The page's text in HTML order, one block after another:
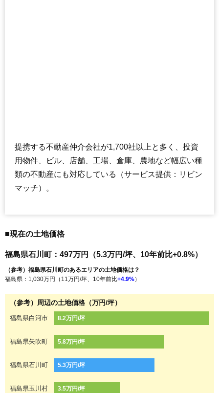
提携する不動産仲介会社が1,700社以上と多く、投資
用物件、ビル、店舗、工場、倉庫、農地など幅広い種
類の不動産にも対応している（サービス提供：リビン
マッチ）。
■現在の土地価格
福島県石川町：497万円（5.3万円/坪、10年前比+0.8%）
（参考）福島県石川町のあるエリアの土地価格は？
福島県：1,030万円（11万円/坪、10年前比+4.9%）
（参考）周辺の土地価格（万円/坪）
福島県白河市 8.2万円/坪
福島県矢吹町 5.8万円/坪
福島県石川町 5.3万円/坪
福島県玉川村 3.5万円/坪